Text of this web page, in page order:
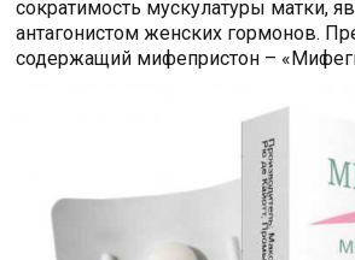
сократимость мускулатуры матки,
антагонистом женских гормонов.
содержащий мифепристон –